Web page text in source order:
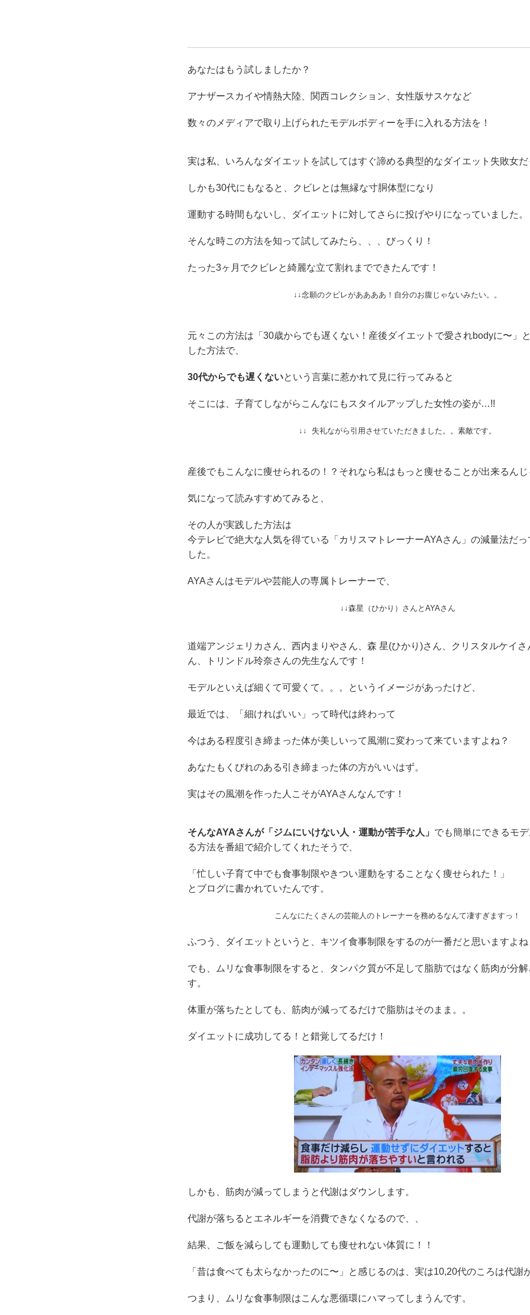
あなたはもう試しましたか？
アナザースカイや情熱大陸、関西コレクション、女性版サスケなど
数々のメディアで取り上げられたモデルボディーを手に入れる方法を！
実は私、いろんなダイエットを試してはすぐ諦める典型的なダイエット失敗女だ
しかも30代にもなると、クビレとは無縁な寸胴体型になり
運動する時間もないし、ダイエットに対してさらに投げやりになっていました。
そんな時この方法を知って試してみたら、、、びっくり！
たった3ヶ月でクビレと綺麗な立て割れまでできたんです！
↓↓念願のクビレがああああ！自分のお腹じゃないみたい。。
元々この方法は「30歳からでも遅くない！産後ダイエットで愛されbodyに〜」
した方法で、
30代からでも遅くないという言葉に惹かれて見に行ってみると
そこには、子育てしながらこんなにもスタイルアップした女性の姿が…!!
↓↓ 失礼ながら引用させていただきました。。素敵です。
産後でもこんなに痩せられるの！？それなら私はもっと痩せることが出来るん
気になって読みすすめてみると、
その人が実践した方法は
今テレビで絶大な人気を得ている「カリスマトレーナーAYAさん」の減量法だっ
した。
AYAさんはモデルや芸能人の専属トレーナーで、
↓↓森星（ひかり）さんとAYAさん
道端アンジェリカさん、西内まりやさん、森 星(ひかり)さん、クリスタルケイさ
ん、トリンドル玲奈さんの先生なんです！
モデルといえば細くて可愛くて。。。というイメージがあったけど、
最近では、「細ければいい」って時代は終わって
今はある程度引き締まった体が美しいって風潮に変わって来ていますよね？
あなたもくびれのある引き締まった体の方がいいはず。
実はその風潮を作った人こそがAYAさんなんです！
そんなAYAさんが「ジムにいけない人・運動が苦手な人」 でも簡単にできるモ
る方法を番組で紹介してくれたそうで、
「忙しい子育て中でも食事制限やきつい運動をすることなく痩せられた！」
とブログに書かれていたんです。
こんなにたくさんの芸能人のトレーナーを務めるなんて凄すぎますっ！
ふつう、ダイエットというと、キツイ食事制限をするのが一番だと思いますよね
でも、ムリな食事制限をすると、タンパク質が不足して脂肪ではなく筋肉が分解
す。
体重が落ちたとしても、筋肉が減ってるだけで脂肪はそのまま。。
ダイエットに成功してる！と錯覚してるだけ！
しかも、筋肉が減ってしまうと代謝はダウンします。
代謝が落ちるとエネルギーを消費できなくなるので、、
結果、ご飯を減らしても運動しても痩せれない体質に！！
「昔は食べても太らなかったのに〜」と感じるのは、実は10,20代のころは代謝
つまり、ムリな食事制限はこんな悪循環にハマってしまうんです。